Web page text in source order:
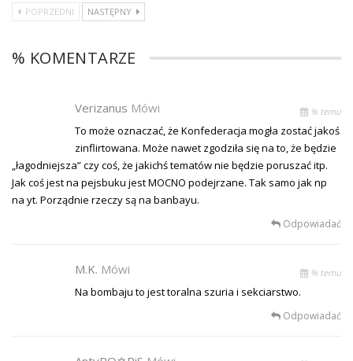
POPRZEDNI NASTĘPNY
% KOMENTARZE
Verizanus Mówi % temu
To może oznaczać, że Konfederacja mogła zostać jakoś
zinflirtowana. Może nawet zgodziła się na to, że będzie
„łagodniejsza” czy coś, że jakichś tematów nie będzie poruszać itp.
Jak coś jest na pejsbuku jest MOCNO podejrzane. Tak samo jak np
na yt. Porządnie rzeczy są na banbayu.
Odpowiadać
M.K. Mówi % temu
Na bombaju to jest toralna szuria i sekciarstwo.
Odpowiadać